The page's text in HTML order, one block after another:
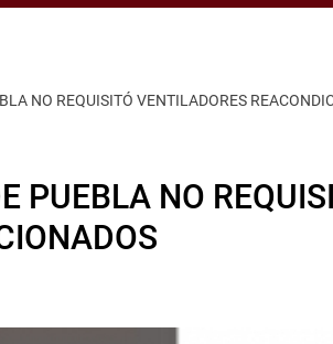
NO REQUISITÓ VENTILADORES
PUEBLA NO